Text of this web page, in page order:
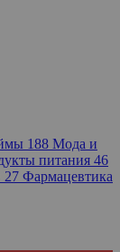
188 Мода и
питания 46
27 Фармацевтика